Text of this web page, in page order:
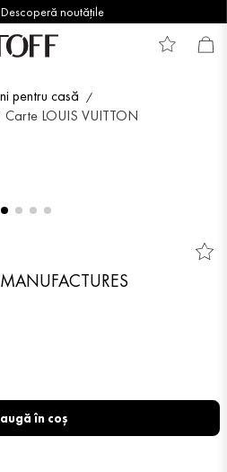
noutățile
pentru casă
Carte LOUIS VUITTON
în coș